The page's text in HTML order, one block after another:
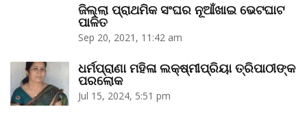
ଜିଲ୍ଲା ପ୍ରାଥମିକ ସଂଘର ନୂଆଁଖାଇ ଭେଟଘାଟ
ପାଳିତ
Sep 20, 2021, 11:42 am
ଧର୍ମପ୍ରାଣା ମହିଳା ଲକ୍ଷ୍ମୀପ୍ରିୟା ତ୍ରିପାଠୀଙ୍କ
ପରଲୋକ
Jul 15, 2024, 5:51 pm